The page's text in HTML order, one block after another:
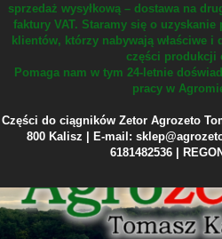
sprzedaż wysyłkową – dostawa na
faktury VAT. Staramy się o uzyskanie
klientów, którzy nabywają właściwe
części produkcji
Pomaga nam w tym 24-letnie
pracy w
Części do ciągników Zetor Agrozeto
800 Kalisz | E-mail:
6181482536 |